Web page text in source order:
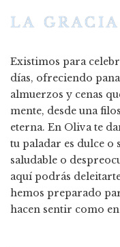
LA
Existimos para
días, ofreciendo
almuerzos y cenas
mente, desde una
eterna. En Oliva te
tu paladar es dulce o
saludable o
aquí podrás
hemos preparado
hacen sentir como en